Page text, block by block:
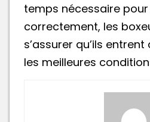
temps nécessaire pour
correctement, les
s’assurer qu’ils
les meilleures